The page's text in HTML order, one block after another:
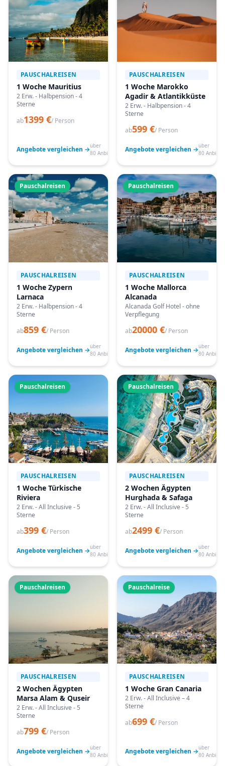
PAUSCHALREISEN
1 Woche Mauritius
2 Erw. - Halbpension - 4
Sterne
ab1399 €/ Person
Angebote vergleichen →über
80 Anbieter
PAUSCHALREISEN
1 Woche Marokko
Agadir & Atlantikküste
2 Erw. - Halbpension - 4
Sterne
ab599 €/ Person
Angebote vergleichen →über
80
Pauschalreisen
PAUSCHALREISEN
1 Woche Zypern
Larnaca
2 Erw. - Halbpension - 4
Sterne
ab859 €/ Person
Angebote vergleichen →über
80 Anbieter
Pauschalreisen
PAUSCHALREISEN
1 Woche Mallorca
Alcanada
Alcanada Golf Hotel - ohne
Verpflegung
ab20000 €/ Person
Angebote vergleichen →über
80
Pauschalreisen
PAUSCHALREISEN
1 Woche Türkische
Riviera
2 Erw. - All Inclusive - 5
Sterne
ab399 €/ Person
Angebote vergleichen →über
80 Anbieter
Pauschalreisen
PAUSCHALREISEN
2 Wochen Ägypten
Hurghada & Safaga
2 Erw. - All Inclusive - 5
Sterne
ab2499 €/ Person
Angebote vergleichen →über
80
Pauschalreisen
PAUSCHALREISEN
2 Wochen Ägypten
Marsa Alam & Quseir
2 Erw. - All Inclusive - 5
Sterne
ab799 €/ Person
Angebote vergleichen →über
80 Anbieter
Pauschalreise
PAUSCHALREISEN
1 Woche Gran Canaria
2 Erw. - All Inclusive – 4
Sterne
ab699 €/ Person
Angebote vergleichen →über
80